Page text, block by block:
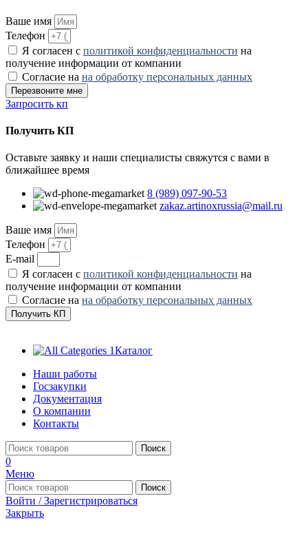
Ваше имя
Телефон
Я согласен с политикой конфиденциальности на
получение информации от компании
Согласие на на обработку персональных данных
Перезвоните мне
Запросить кп
Получить КП
Оставьте заявку и наши специалисты свяжутся с вами в
ближайшее время
8 (989) 097-90-53
zakaz.artinoxrussia@mail.ru
Ваше имя
Телефон
E-mail
Я согласен с политикой конфиденциальности на
получение информации от компании
Согласие на на обработку персональных данных
Получить КП
Каталог
Наши работы
Госзакупки
Документация
О компании
Контакты
Поиск
0
Меню
Поиск
Войти / Зарегистрироваться
Закрыть